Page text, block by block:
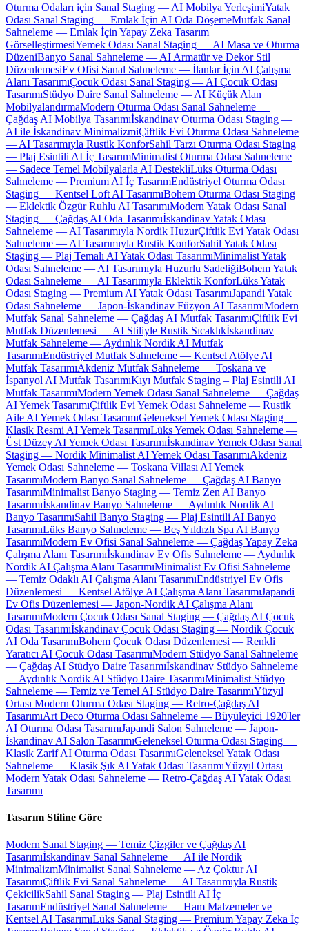
Oturma Odaları için Sanal Staging — AI Mobilya YerleşimiYatak
Odası Sanal Staging — Emlak İçin AI Oda DöşemeMutfak Sanal
Sahneleme — Emlak İçin Yapay Zeka Tasarım
GörselleştirmesiYemek Odası Sanal Staging — AI Masa ve Oturma
DüzeniBanyo Sanal Sahneleme — AI Armatür ve Dekor Stil
DüzenlemesiEv Ofisi Sanal Sahneleme — İlanlar İçin AI Çalışma
Alanı TasarımıÇocuk Odası Sanal Staging — AI Çocuk Odası
TasarımıStüdyo Daire Sanal Sahneleme — AI Küçük Alan
MobilyalandırmaModern Oturma Odası Sanal Sahneleme —
Çağdaş AI Mobilya Tasarımıİskandinav Oturma Odası Staging —
AI ile İskandinav MinimalizmiÇiftlik Evi Oturma Odası Sahneleme
— AI Tasarımıyla Rustik KonforSahil Tarzı Oturma Odası Staging
— Plaj Esintili AI İç TasarımMinimalist Oturma Odası Sahneleme
— Sadece Temel Mobilyalarla AI DestekliLüks Oturma Odası
Sahneleme — Premium AI İç TasarımEndüstriyel Oturma Odası
Staging — Kentsel Loft AI TasarımıBohem Oturma Odası Staging
— Eklektik Özgür Ruhlu AI TasarımıModern Yatak Odası Sanal
Staging — Çağdaş AI Oda Tasarımıİskandinav Yatak Odası
Sahneleme — AI Tasarımıyla Nordik HuzurÇiftlik Evi Yatak Odası
Sahneleme — AI Tasarımıyla Rustik KonforSahil Yatak Odası
Staging — Plaj Temalı AI Yatak Odası TasarımıMinimalist Yatak
Odası Sahneleme — AI Tasarımıyla Huzurlu SadeliğiBohem Yatak
Odası Sahneleme — AI Tasarımıyla Eklektik KonforLüks Yatak
Odası Staging — Premium AI Yatak Odası TasarımıJapandi Yatak
Odası Sahneleme — Japon-İskandinav Füzyon AI TasarımıModern
Mutfak Sanal Sahneleme — Çağdaş AI Mutfak TasarımıÇiftlik Evi
Mutfak Düzenlemesi — AI Stiliyle Rustik Sıcaklıkİskandinav
Mutfak Sahneleme — Aydınlık Nordik AI Mutfak
TasarımıEndüstriyel Mutfak Sahneleme — Kentsel Atölye AI
Mutfak TasarımıAkdeniz Mutfak Sahneleme — Toskana ve
İspanyol AI Mutfak TasarımıKıyı Mutfak Staging – Plaj Esintili AI
Mutfak TasarımıModern Yemek Odası Sanal Sahneleme — Çağdaş
AI Yemek TasarımıÇiftlik Evi Yemek Odası Sahneleme — Rustik
Aile AI Yemek Odası TasarımıGeleneksel Yemek Odası Staging —
Klasik Resmi AI Yemek TasarımıLüks Yemek Odası Sahneleme —
Üst Düzey AI Yemek Odası Tasarımıİskandinav Yemek Odası Sanal
Staging — Nordik Minimalist AI Yemek Odası TasarımıAkdeniz
Yemek Odası Sahneleme — Toskana Villası AI Yemek
TasarımıModern Banyo Sanal Sahneleme — Çağdaş AI Banyo
TasarımıMinimalist Banyo Staging — Temiz Zen AI Banyo
Tasarımıİskandinav Banyo Sahneleme — Aydınlık Nordik AI
Banyo TasarımıSahil Banyo Staging — Plaj Esintili AI Banyo
TasarımıLüks Banyo Sahneleme — Beş Yıldızlı Spa AI Banyo
TasarımıModern Ev Ofisi Sanal Sahneleme — Çağdaş Yapay Zeka
Çalışma Alanı Tasarımıİskandinav Ev Ofis Sahneleme — Aydınlık
Nordik AI Çalışma Alanı TasarımıMinimalist Ev Ofisi Sahneleme
— Temiz Odaklı AI Çalışma Alanı TasarımıEndüstriyel Ev Ofis
Düzenlemesi — Kentsel Atölye AI Çalışma Alanı TasarımıJapandi
Ev Ofis Düzenlemesi — Japon-Nordik AI Çalışma Alanı
TasarımıModern Çocuk Odası Sanal Staging — Çağdaş AI Çocuk
Odası Tasarımıİskandinav Çocuk Odası Staging — Nordik Çocuk
AI Oda TasarımıBohem Çocuk Odası Düzenlemesi — Renkli
Yaratıcı AI Çocuk Odası TasarımıModern Stüdyo Sanal Sahneleme
— Çağdaş AI Stüdyo Daire Tasarımıİskandinav Stüdyo Sahneleme
— Aydınlık Nordik AI Stüdyo Daire TasarımıMinimalist Stüdyo
Sahneleme — Temiz ve Temel AI Stüdyo Daire TasarımıYüzyıl
Ortası Modern Oturma Odası Staging — Retro-Çağdaş AI
TasarımıArt Deco Oturma Odası Sahneleme — Büyüleyici 1920'ler
AI Oturma Odası TasarımıJapandi Salon Sahneleme — Japon-
İskandinav AI Salon TasarımıGeleneksel Oturma Odası Staging —
Klasik Zarif AI Oturma Odası TasarımıGeleneksel Yatak Odası
Sahneleme — Klasik Şık AI Yatak Odası TasarımıYüzyıl Ortası
Modern Yatak Odası Sahneleme — Retro-Çağdaş AI Yatak Odası
Tasarımı
Tasarım Stiline Göre
Modern Sanal Staging — Temiz Çizgiler ve Çağdaş AI
Tasarımıİskandinav Sanal Sahneleme — AI ile Nordik
MinimalizmMinimalist Sanal Sahneleme — Az Çoktur AI
TasarımıÇiftlik Evi Sanal Sahneleme — AI Tasarımıyla Rustik
ÇekicilikSahil Sanal Staging — Plaj Esintili AI İç
TasarımEndüstriyel Sanal Sahneleme — Ham Malzemeler ve
Kentsel AI TasarımıLüks Sanal Staging — Premium Yapay Zeka İç